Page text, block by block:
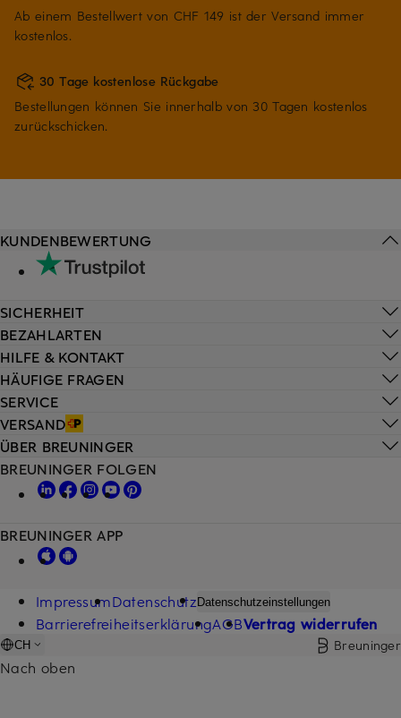
Ab einem Bestellwert von CHF 149 ist der Versand immer
kostenlos.
30 Tage kostenlose Rückgabe
Bestellungen können Sie innerhalb von 30 Tagen kostenlos
zurückschicken.
HILFE & KONTAKT
HÄUFIGE FRAGEN
SERVICE
VERSAND
KUNDENBEWERTUNG
SICHERHEIT
BEZAHLARTEN
ÜBER BREUNINGER
BREUNINGER FOLGEN
BREUNINGER APP
ImpressumDatenschutzDatenschutzeinstellungen
BarrierefreiheitserklärungAGBVertrag widerrufen
CH Breuninger
Nach oben